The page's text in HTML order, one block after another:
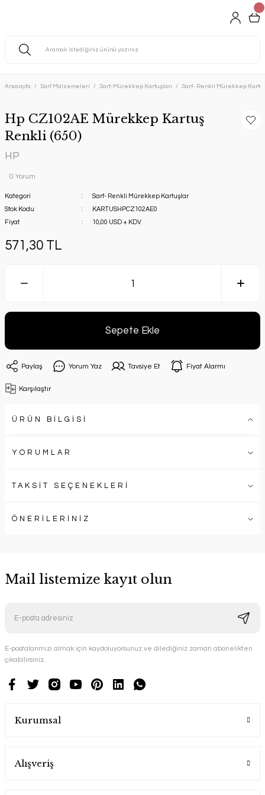
Anasayfa Sarf Malzemeleri Sarf-Mürekkep Kartuşları Sarf- Renkli Mürekkep
Hp CZ102AE Mürekkep Kartuş
Renkli (650)
HP
0 Yorum
Kategori
Sarf- Renkli Mürekkep Kartuşlar
Stok Kodu
KARTUSHPCZ102AE0
Fiyat
10,00 USD + KDV
571,30 TL
Sepete Ekle
Paylaş Yorum Yaz Tavsiye Et Fiyat Alarmı
Karşılaştır
ÜRÜN BİLGİSİ
YORUMLAR
TAKSİT SEÇENEKLERİ
ÖNERİLERİNİZ
Mail listemize kayıt olun
E-postalarımızı almak için kaydoluyorsunuz ve dilediğiniz zaman abonelikten
çıkabilirsiniz.
Kurumsal
Alışveriş